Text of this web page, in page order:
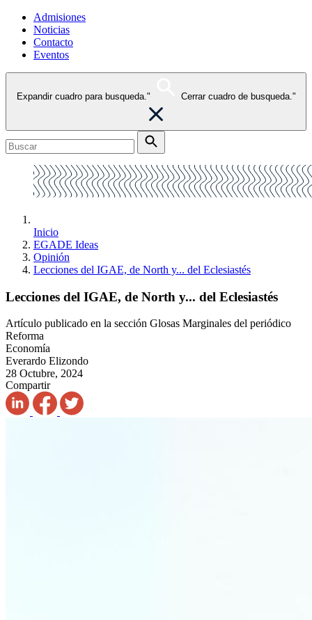
Admisiones
Noticias
Contacto
Eventos
Expandir cuadro para busqueda." Cerrar cuadro de busqueda."
Inicio
EGADE Ideas
Opinión
Lecciones del IGAE, de North y... del Eclesiastés
Lecciones del IGAE, de North y... del Eclesiastés
Artículo publicado en la sección Glosas Marginales del periódico
Reforma
Economía
Everardo Elizondo
28 Octubre, 2024
Compartir